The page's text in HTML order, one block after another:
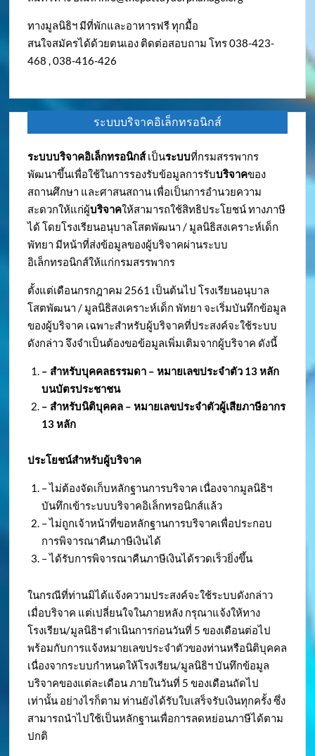
ทางมูลนิธิฯ มีที่พักและอาหารฟรี ทุกมื้อ
สนใจสมัครได้ด้วยตนเอง ติดต่อสอบถาม โทร 038-423-
468 , 038-416-426
ระบบบริจาคอิเล็กทรอนิกส์
ระบบบริจาคอิเล็กทรอนิกส์เป็นระบบที่กรมสรรพากร
พัฒนาขึ้นเพื่อใช้ในการรองรับข้อมูลการรับบริจาคของ
สถานศึกษา และศาสนสถาน เพื่อเป็นการอำนวยความ
สะดวกให้แก่ผู้บริจาคให้สามารถใช้สิทธิประโยชน์ ทางภาษี
ได้ โดยโรงเรียนอนุบาลโสตพัฒนา / มูลนิธิสงเคราะห์เด็ก
พัทยา มีหน้าที่ส่งข้อมูลของผู้บริจาคผ่านระบบ
อิเล็กทรอนิกส์ให้แก่กรมสรรพากร
ตั้งแต่เดือนกรกฎาคม 2561 เป็นต้นไป โรงเรียนอนุบาล
โสตพัฒนา / มูลนิธิสงเคราะห์เด็ก พัทยา จะเริ่มบันทึกข้อมูล
ของผู้บริจาค เฉพาะสำหรับผู้บริจาคที่ประสงค์จะใช้ระบบ
ดังกล่าว จึงจำเป็นต้องขอข้อมูลเพิ่มเติมจากผู้บริจาค ดังนี้
– สำหรับบุคคลธรรมดา – หมายเลขประจำตัว 13 หลัก
บนบัตรประชาชน
– สำหรับนิติบุคคล – หมายเลขประจำตัวผู้เสียภาษีอากร
13 หลัก
ประโยชน์สำหรับผู้บริจาค
– ไม่ต้องจัดเก็บหลักฐานการบริจาค เนื่องจากมูลนิธิฯ
บันทึกเข้าระบบบริจาคอิเล็กทรอนิกส์แล้ว
– ไม่ถูกเจ้าหน้าที่ขอหลักฐานการบริจาคเพื่อประกอบ
การพิจารณาคืนภาษีเงินได้
– ได้รับการพิจารณาคืนภาษีเงินได้รวดเร็วยิ่งขึ้น
ในกรณีที่ท่านมิได้แจ้งความประสงค์จะใช้ระบบดังกล่าว
เมื่อบริจาค แต่เปลี่ยนใจในภายหลัง กรุณาแจ้งให้ทาง
โรงเรียน/มูลนิธิฯ ดำเนินการก่อนวันที่ 5 ของเดือนต่อไป
พร้อมกับการแจ้งหมายเลขประจำตัวของท่านหรือนิติบุคคล
เนื่องจากระบบกำหนดให้โรงเรียน/มูลนิธิฯ บันทึกข้อมูล
บริจาคของแต่ละเดือน ภายในวันที่ 5 ของเดือนถัดไป
เท่านั้น อย่างไรก็ตาม ท่านยังได้รับใบเสร็จรับเงินทุกครั้ง ซึ่ง
สามารถนำไปใช้เป็นหลักฐานเพื่อการลดหย่อนภาษีได้ตาม
ปกติ